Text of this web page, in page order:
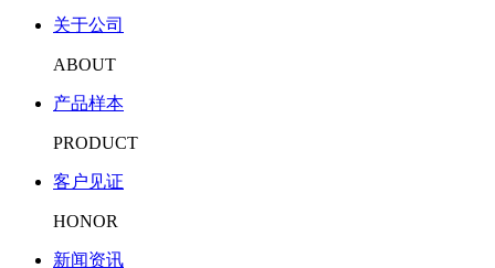
关于公司
ABOUT
产品样本
PRODUCT
客户见证
HONOR
新闻资讯